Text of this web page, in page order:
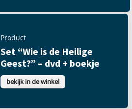
Product
Set “Wie is de Heilige
Geest?” – dvd + boekje
bekijk in de winkel